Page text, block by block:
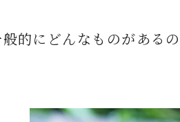
的にどんなものがある